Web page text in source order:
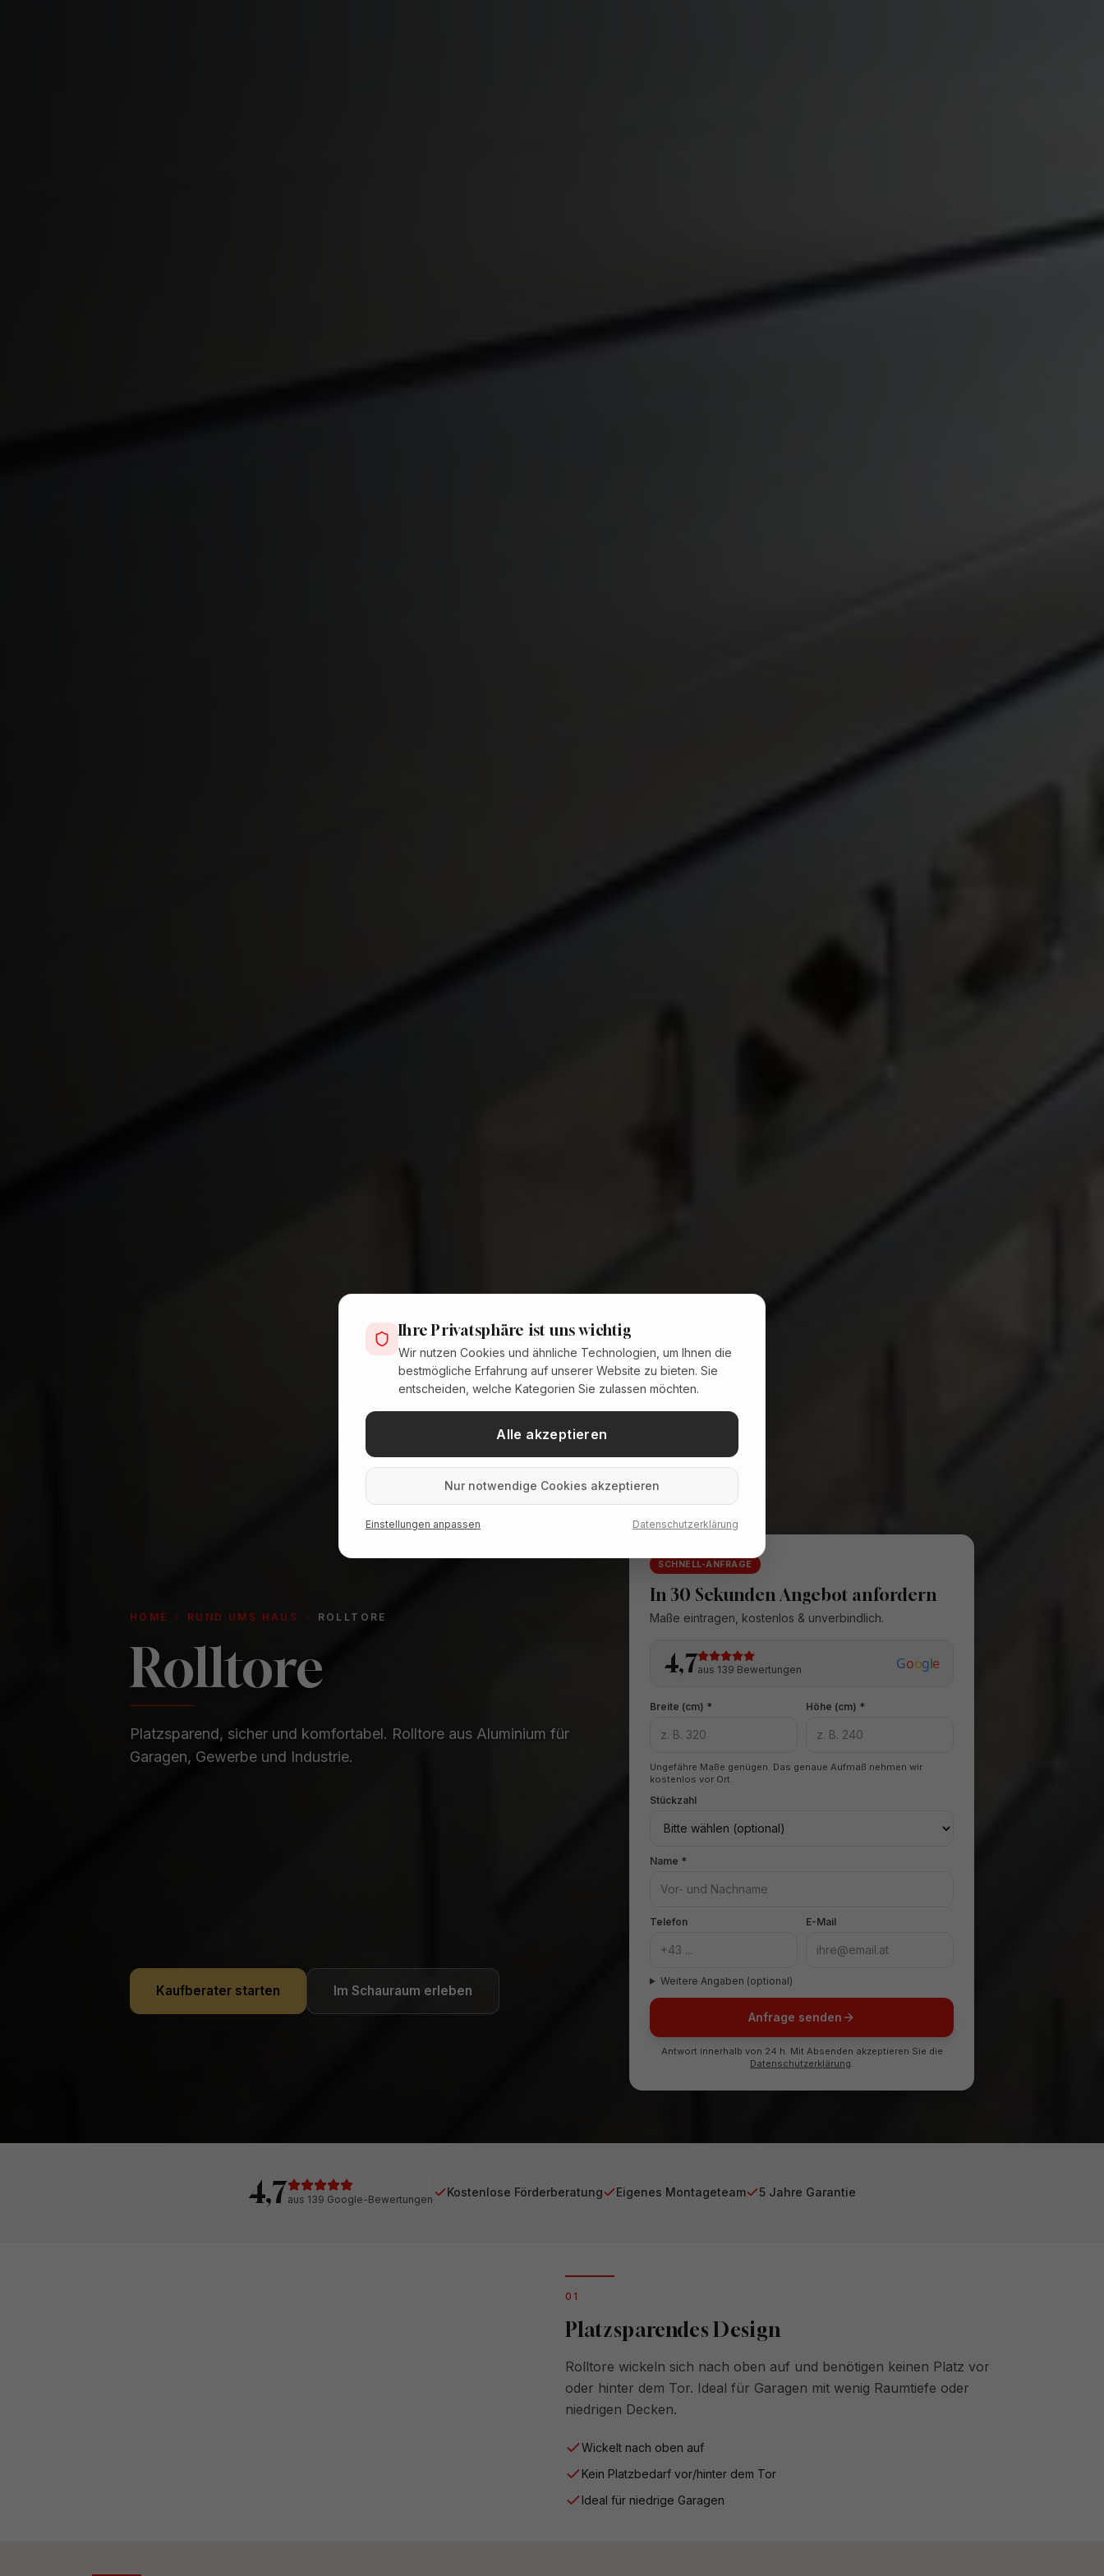
HOME › RUND UMS HAUS › ROLLTORE
Rolltore
Platzsparend, sicher und komfortabel. Rolltore aus Aluminium für
Garagen, Gewerbe und Industrie.
SCHNELL-ANFRAGE
In 30 Sekunden Angebot anfordern
Maße eintragen, kostenlos & unverbindlich.
4,7aus 139 Bewertungen Google
Breite (cm) * Höhe (cm) *
Ungefähre Maße genügen. Das genaue Aufmaß nehmen wir
kostenlos vor Ort.
Stückzahl
Name *
Telefon E-Mail
Weitere Angaben (optional)
Anfrage senden
Antwort innerhalb von 24 h. Mit Absenden akzeptieren Sie die
Datenschutzerklärung.
Kaufberater starten Im Schauraum erleben
4,7aus 139 Google-Bewertungen
Kostenlose Förderberatung Eigenes Montageteam 5 Jahre Garantie
0 1
Platzsparendes Design
Rolltore wickeln sich nach oben auf und benötigen keinen Platz vor
oder hinter dem Tor. Ideal für Garagen mit wenig Raumtiefe oder
niedrigen Decken.
Wickelt nach oben auf
Kein Platzbedarf vor/hinter dem Tor
Ideal für niedrige Garagen
Ihre Privatsphäre ist uns wichtig
Wir nutzen Cookies und ähnliche Technologien, um Ihnen die
bestmögliche Erfahrung auf unserer Website zu bieten. Sie
entscheiden, welche Kategorien Sie zulassen möchten.
Alle akzeptieren
Nur notwendige Cookies akzeptieren
Einstellungen anpassen Datenschutzerklärung